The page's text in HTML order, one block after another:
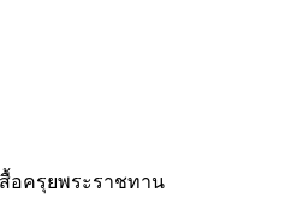
สื้อครุยพระราชทาน